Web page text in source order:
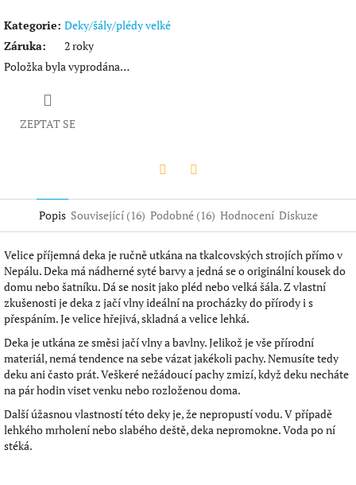
Kategorie: Deky/šály/plédy velké
Záruka:
2 roky
Položka byla vyprodána…
ZEPTAT SE
Popis Související (16) Podobné (16) Hodnocení Diskuze
Velice příjemná deka je ručně utkána na tkalcovských strojích přímo v
Nepálu. Deka má nádherné syté barvy a jedná se o originální kousek do
domu nebo šatníku. Dá se nosit jako pléd nebo velká šála. Z vlastní
zkušenosti je deka z jačí vlny ideální na procházky do přírody i s
přespáním. Je velice hřejivá, skladná a velice lehká.
Deka je utkána ze směsi jačí vlny a bavlny. Jelikož je vše přírodní
materiál, nemá tendence na sebe vázat jakékoli pachy. Nemusíte tedy
deku ani často prát. Veškeré nežádoucí pachy zmizí, když deku necháte
na pár hodin viset venku nebo rozloženou doma.
Další úžasnou vlastností této deky je, že nepropustí vodu. V případě
lehkého mrholení nebo slabého deště, deka nepromokne. Voda po ní
stéká.